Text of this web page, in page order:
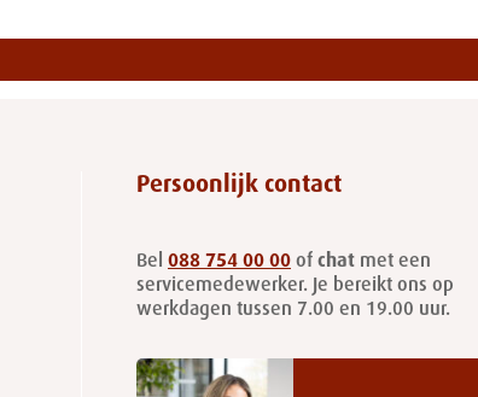
Persoonlijk contact
Bel 088 754 00 00 of chatmet een
servicemedewerker. Je bereikt ons op
werkdagen tussen 7.00 en 19.00 uur.